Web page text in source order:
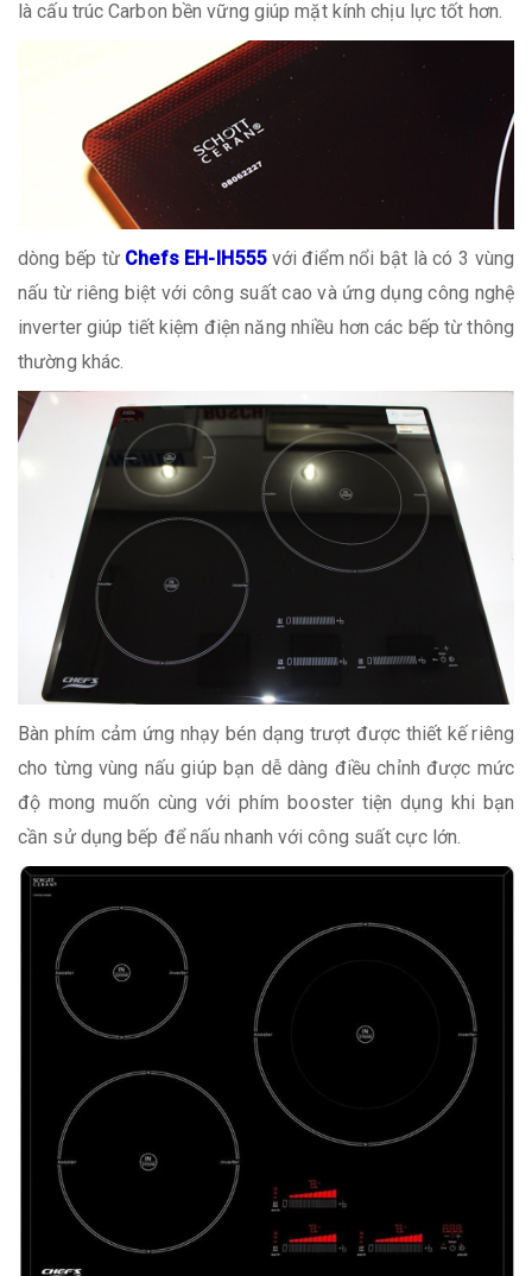
là cấu trúc Carbon bền vững giúp mặt kính chịu lực tốt hơn.
dòng bếp từ Chefs EH-IH555 với điểm nổi bật là có 3 vùng
nấu từ riêng biệt với công suất cao và ứng dụng công nghệ
inverter giúp tiết kiệm điện năng nhiều hơn các bếp từ thông
thường khác.
Bàn phím cảm ứng nhạy bén dạng trượt được thiết kế riêng
cho từng vùng nấu giúp bạn dễ dàng điều chỉnh được mức
độ mong muốn cùng với phím booster tiện dụng khi bạn
cần sử dụng bếp để nấu nhanh với công suất cực lớn.